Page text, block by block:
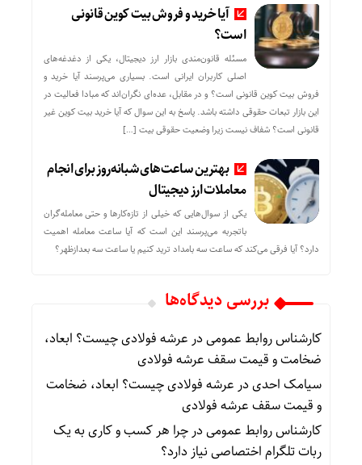
آیا خرید و فروش بیت کوین قانونی
است؟
مسئله قانون‌مندی بازار ارز دیجیتال، یکی از دغدغه‌های
اصلی کاربران ایرانی است. بسیاری می‌پرسند آیا خرید و
فروش بیت کوین قانونی است؟ و در مقابل، عده‌ای نگران‌اند که مبادا فعالیت در
این بازار تبعات حقوقی داشته باشد. پاسخ به این سوال که آیا خرید بیت کوین غیر
قانونی است؟ شفاف نیست زیرا وضعیت حقوقی بیت‌ […]
بهترین ساعت‌های شبانه‌روز برای انجام
معاملات ارز دیجیتال
یکی از سوال‌هایی که خیلی از تازه‌کارها و حتی معامله‌گران
باتجربه می‌پرسند این است که آیا ساعت معامله اهمیت
دارد؟ آیا فرقی می‌کند که ساعت سه بامداد ترید کنیم یا ساعت سه بعدازظهر؟
بررسی دیدگاه‌ها
کارشناس روابط عمومیدر عرشه فولادی چیست؟ ابعاد،
ضخامت و قیمت سقف عرشه فولادی
سیامک احدیدر عرشه فولادی چیست؟ ابعاد، ضخامت
و قیمت سقف عرشه فولادی
کارشناس روابط عمومیدرچرا هر کسب‌ و کاری به یک
ربات تلگرام اختصاصی نیاز دارد؟